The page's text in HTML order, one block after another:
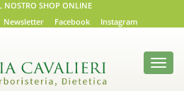
NOSTRO SHOP ONLINE
Newsletter Facebook Instagram